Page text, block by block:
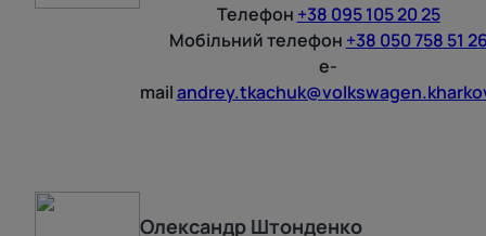
Телефон +38 095 105 20 25
Мобільний телефон +38 050 758 51
e-
mail
Олександр Штонденко